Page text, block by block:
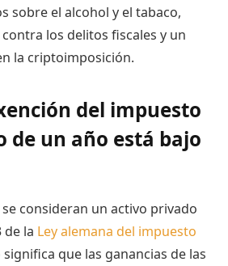
sobre el alcohol y el tabaco,
los delitos fiscales y un
la criptoimposición.
del impuesto
de un año está bajo
consideran un activo privado
de la Ley alemana del impuesto
significa que las ganancias de las